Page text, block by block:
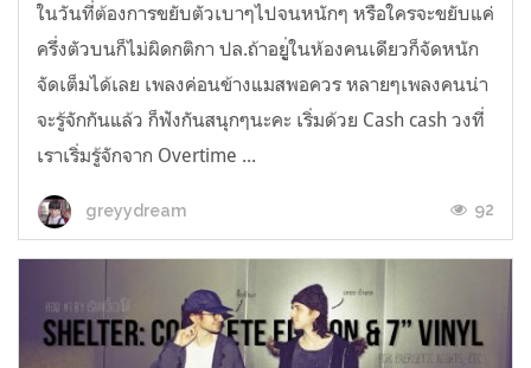
ในวันที่ต้องการขยับตัวเบาๆไปจนหนักๆ หรือใครจะขยับแค่
ครึ่งตัวบนก็ไม่ผิดกติกา ปล.ถ้าอยูู่ในห้องคนเดียวก็จัดหนัก
จัดเต็มได้เลย เพลงค่อนข้างแมสพอควร หลายๆเพลงคนน่า
จะรู้จักกันแล้ว ก็ฟังกันสนุกๆนะคะ เริ่มด้วย Cash cash วงที่
เราเริ่มรู้จักจาก Overtime ...
greyydream 92